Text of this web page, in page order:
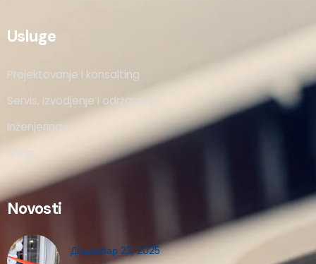
Usluge
Projektovanje i konsalting
Servis, izvodjenje i održavanje
Inženjering
Shop
Novosti
Децембар 23, 2025